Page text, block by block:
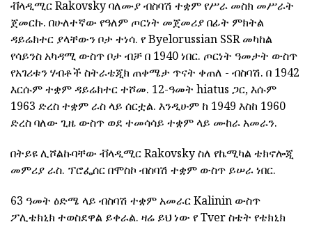
ቭላዲሚር Rakovsky ባለሙያ ብስባሽ ተቋም የሥራ መስክ መሥራት
ጀመርኩ. በሁለተኛው የዓለም ጦርነት መጀመሪያ በፊት ምክትል
ዳይሬክተር ያላቸውን ቦታ ተነሳ. የ Byelorussian SSR መካከል
የሳይንስ አካዳሚ ውስጥ ቦታ ብቻ በ 1940 ነበር. ጦርነት ዓመታት ውስጥ
የአገሪቱን ሃብቶች ስትራቴጂክ ጠቀሜታ ጥናት ቀጠለ - ብስባሽ. በ 1942
እርሱም ተቋም ዳይሬክተር ተሾመ. 12-ዓመት hiatus ጋር, እሱም
1963 ድረስ ተቋም ራስ ላይ ሰርቷል. እንዲሁም ከ 1949 እስከ 1960
ድረስ ባለው ጊዜ ውስጥ ወደ ተመሳሳይ ተቋም ላይ ሙከራ አመራን.
በትይዩ ሊሾልኩባቸው ቭላዲሚር Rakovsky ስለ የኬሚካል ቴክኖሎጂ
መምሪያ ራስ. ፕሮፌሰር በሞስኮ ብስባሽ ተቋም ውስጥ ይሠራ ነበር.
63 ዓመት ዕድሜ ላይ ብስባሽ ተቋም አመራር Kalinin ውስጥ
ፖሊቴክኒክ ተወስደዋል ይቀራል. ዛሬ ይህ ነው የ Tver ስቴት የቴክኒክ